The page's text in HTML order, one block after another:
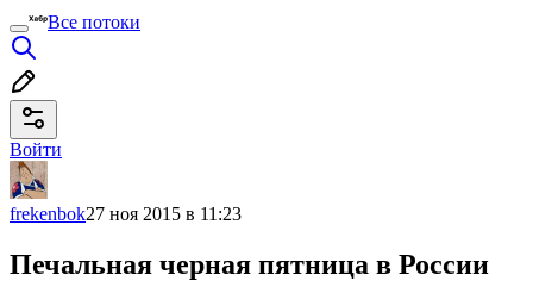
Все потоки
Войти
frekenbok27 ноя 2015 в 11:23
Печальная черная пятница в России